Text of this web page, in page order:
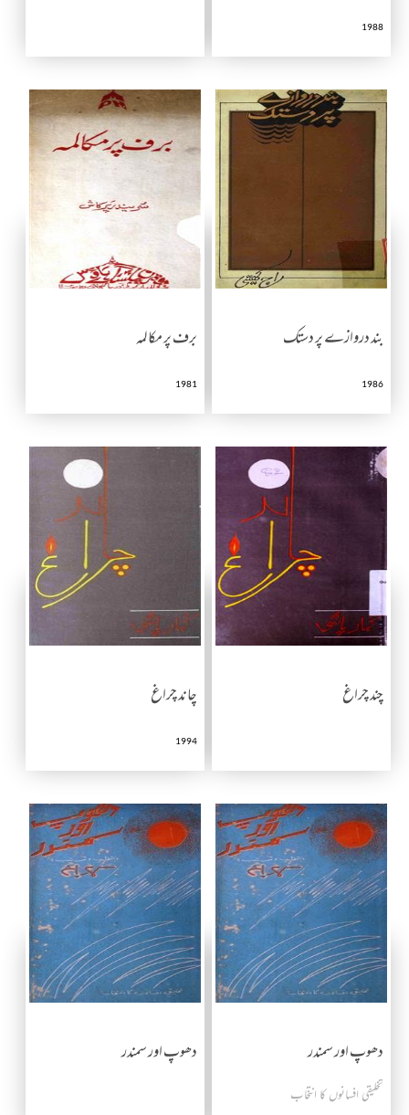
1988
بند دروازے پر دستک
1986
برف پر مکالمہ
1981
چند چراغ چاند چراغ
1994
دھوپ اور سمندر
تخلیقی افسانوں کا انتخاب
دھوپ اور سمندر